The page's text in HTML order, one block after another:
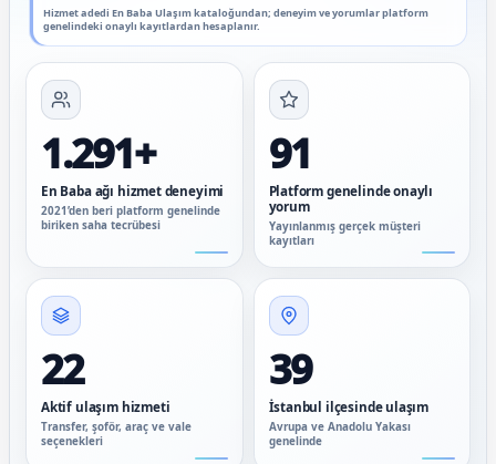
Hizmet adedi En Baba Ulaşım kataloğundan; deneyim ve yorumlar platform
genelindeki onaylı kayıtlardan hesaplanır.
1.291+
En Baba ağı hizmet deneyimi
2021’den beri platform genelinde
biriken saha tecrübesi
91
Platform genelinde onaylı
yorum
Yayınlanmış gerçek müşteri
kayıtları
22
Aktif ulaşım hizmeti
Transfer, şoför, araç ve vale
seçenekleri
39
İstanbul ilçesinde ulaşım
Avrupa ve Anadolu Yakası
genelinde